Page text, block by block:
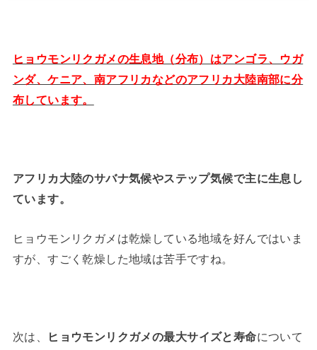
ヒョウモンリクガメの生息地（分布）はアンゴラ、ウガ
ンダ、ケニア、南アフリカなどのアフリカ大陸南部に分
布しています。
アフリカ大陸のサバナ気候やステップ気候で主に生息し
ています。
ヒョウモンリクガメは乾燥している地域を好んではいま
すが、すごく乾燥した地域は苦手ですね。
次は、 ヒョウモンリクガメの最大サイズと寿命について